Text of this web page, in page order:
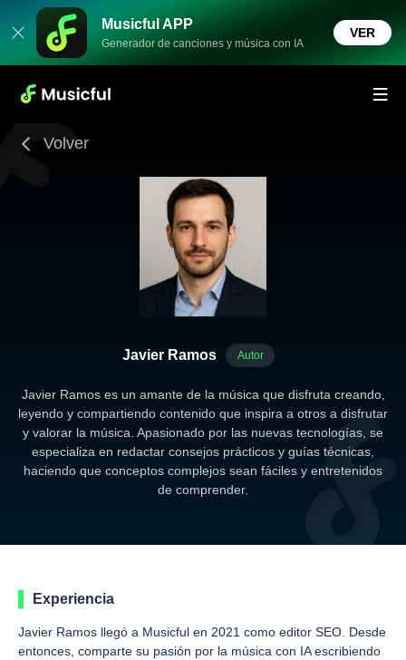
Musicful APP
Generador de canciones y música con IA
VER
Volver
Javier Ramos Autor
Javier Ramos es un amante de la música que disfruta creando,
leyendo y compartiendo contenido que inspira a otros a disfrutar
y valorar la música. Apasionado por las nuevas tecnologías, se
especializa en redactar consejos prácticos y guías técnicas,
haciendo que conceptos complejos sean fáciles y entretenidos
de comprender.
Experiencia
Javier Ramos llegó a Musicful en 2021 como editor SEO. Desde
entonces, comparte su pasión por la música con IA escribiendo